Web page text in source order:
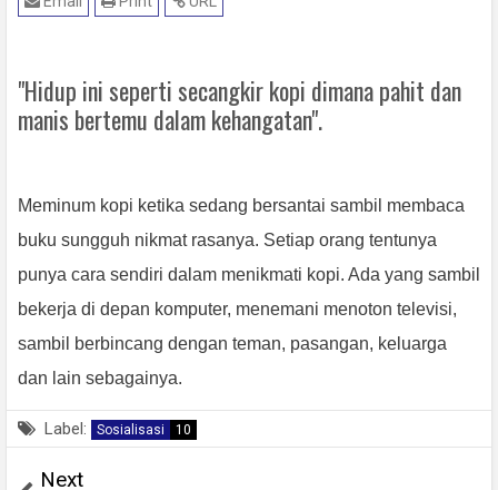
"Hidup ini seperti secangkir kopi dimana pahit dan
manis bertemu dalam kehangatan".
Meminum kopi ketika sedang bersantai sambil membaca
buku sungguh nikmat rasanya. Setiap orang tentunya
punya cara sendiri dalam menikmati kopi. Ada yang sambil
bekerja di depan komputer, menemani menoton televisi,
sambil berbincang dengan teman, pasangan, keluarga
dan lain sebagainya.
Label: Sosialisasi 10
Next